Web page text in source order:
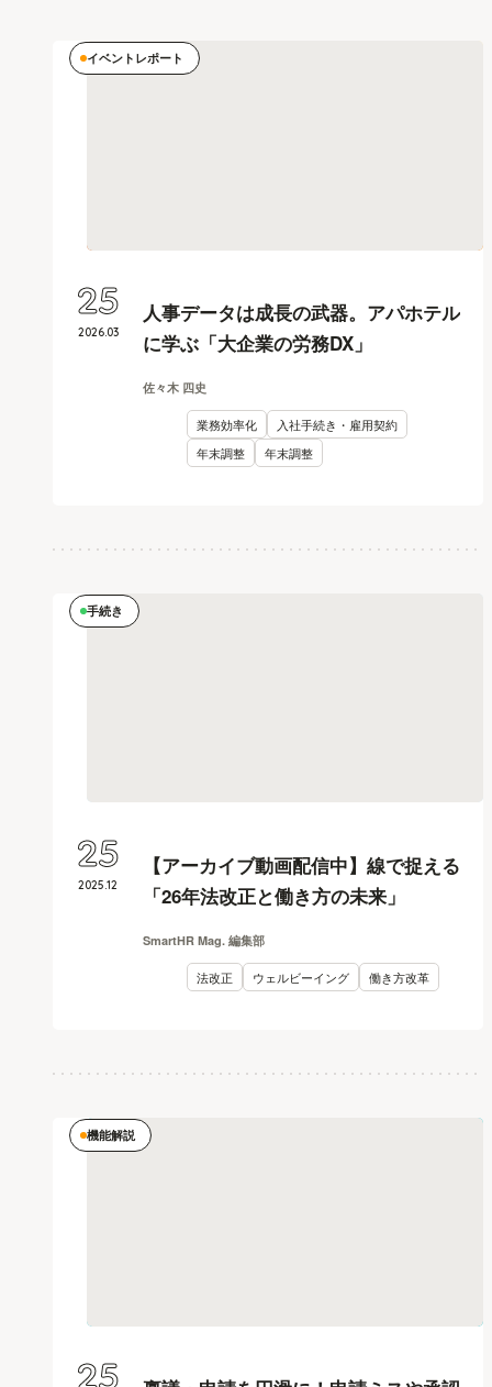
イベントレポート
人事データは成長の武器。アパホテル
に学ぶ「大企業の労務DX」
佐々木 四史
業務効率化
入社手続き・雇用契約
年末調整
年末調整
2026.03
25
手続き
【アーカイブ動画配信中】線で捉える
「26年法改正と働き方の未来」
SmartHR Mag. 編集部
法改正 ウェルビーイング 働き方改革
2025.12
25
機能解説